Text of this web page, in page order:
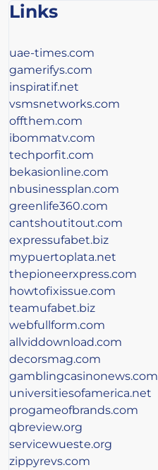
Links
uae-times.com
gamerifys.com
inspiratif.net
vsmsnetworks.com
offthem.com
ibommatv.com
techporfit.com
bekasionline.com
nbusinessplan.com
greenlife360.com
cantshoutitout.com
expressufabet.biz
mypuertoplata.net
thepioneerxpress.com
howtofixissue.com
teamufabet.biz
webfullform.com
allviddownload.com
decorsmag.com
gamblingcasinonews.com
universitiesofamerica.net
progameofbrands.com
qbreview.org
servicewueste.org
zippyrevs.com